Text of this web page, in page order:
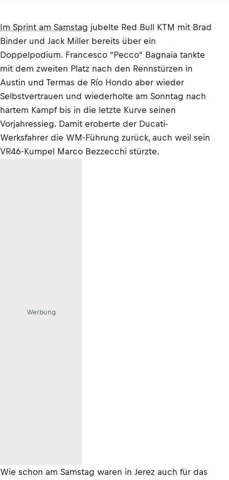
Im Sprint am Samstag jubelte Red Bull KTM mit Brad
Binder und Jack Miller bereits über ein
Doppelpodium. Francesco "Pecco" Bagnaia tankte
mit dem zweiten Platz nach den Rennstürzen in
Austin und Termas de Río Hondo aber wieder
Selbstvertrauen und wiederholte am Sonntag nach
hartem Kampf bis in die letzte Kurve seinen
Vorjahressieg. Damit eroberte der Ducati-
Werksfahrer die WM-Führung zurück, auch weil sein
VR46-Kumpel Marco Bezzecchi stürzte.
Werbung
Wie schon am Samstag waren in Jerez auch für das